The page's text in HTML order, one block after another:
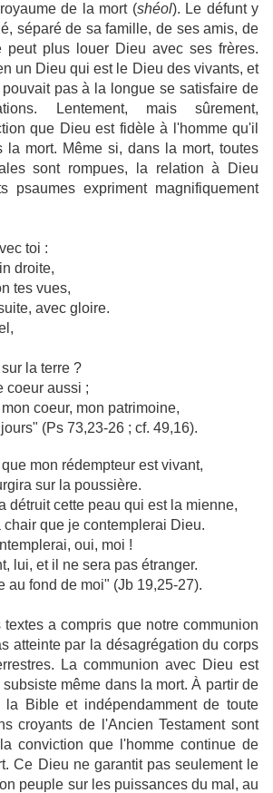
de la mort (shéol). Le défunt y
séparé de sa famille, de ses amis, de
plus louer Dieu avec ses frères.
un Dieu qui est le Dieu des vivants, et
pas à la longue se satisfaire de
Lentement, mais sûrement,
que Dieu est fidèle à l'homme qu'il
la mort. Même si, dans la mort, toutes
sont rompues, la relation à Dieu
psaumes expriment magnifiquement
toi :
droite,
tes vues,
avec gloire.
la terre ?
coeur aussi ;
coeur, mon patrimoine,
(Ps 73,23-26 ; cf. 49,16).
mon rédempteur est vivant,
sur la poussière.
détruit cette peau qui est la mienne,
que je contemplerai Dieu.
oui, moi !
lui, et il ne sera pas étranger.
au fond de moi" (Jb 19,25-27).
a compris que notre communion
atteinte par la désagrégation du corps
La communion avec Dieu est
même dans la mort. À partir de
Bible et indépendamment de toute
croyants de l'Ancien Testament sont
conviction que l'homme continue de
Ce Dieu ne garantit pas seulement le
peuple sur les puissances du mal, au